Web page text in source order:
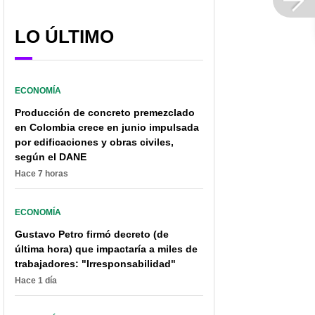
LO ÚLTIMO
ECONOMÍA
Producción de concreto premezclado
en Colombia crece en junio impulsada
por edificaciones y obras civiles,
según el DANE
Hace 7 horas
ECONOMÍA
Gustavo Petro firmó decreto (de
última hora) que impactaría a miles de
trabajadores: "Irresponsabilidad"
Hace 1 día